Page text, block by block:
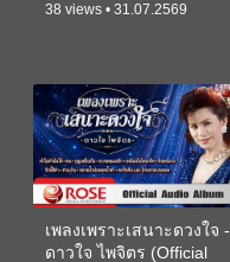
38 views • 31.07.2569
เพลงเพราะเสนาะดวงใจ -
ดาวใจ ไพจิตร (Official